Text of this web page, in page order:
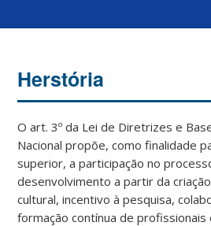
Herstória
O art. 3º da Lei de Diretrizes e
Nacional propõe, como finalidade
superior, a participação no
desenvolvimento a partir da
cultural, incentivo à pesquisa,
formação contínua de profissionais